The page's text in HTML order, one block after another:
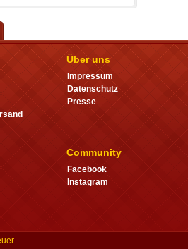
Über uns
Impressum
Datenschutz
Presse
Community
Facebook
Instagram